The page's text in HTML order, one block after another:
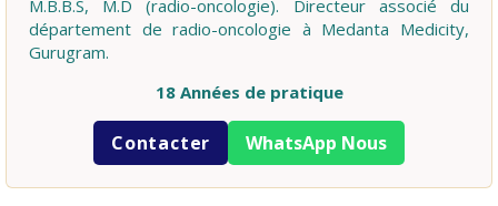
M.B.B.S, M.D (radio-oncologie). Directeur associé du
département de radio-oncologie à Medanta Medicity,
Gurugram.
18 Années de pratique
Contacter WhatsApp Nous